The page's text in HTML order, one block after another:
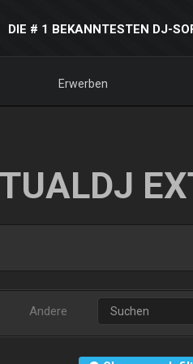
DIE # 1 BEKANNTESTEN DJ-
Erwerben
Andere